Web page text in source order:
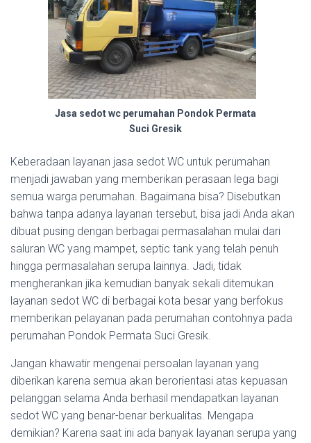
Jasa sedot wc perumahan Pondok Permata
Suci Gresik
Keberadaan layanan jasa sedot WC untuk perumahan
menjadi jawaban yang memberikan perasaan lega bagi
semua warga perumahan. Bagaimana bisa? Disebutkan
bahwa tanpa adanya layanan tersebut, bisa jadi Anda akan
dibuat pusing dengan berbagai permasalahan mulai dari
saluran WC yang mampet, septic tank yang telah penuh
hingga permasalahan serupa lainnya. Jadi, tidak
mengherankan jika kemudian banyak sekali ditemukan
layanan sedot WC di berbagai kota besar yang berfokus
memberikan pelayanan pada perumahan contohnya pada
perumahan Pondok Permata Suci Gresik.
Jangan khawatir mengenai persoalan layanan yang
diberikan karena semua akan berorientasi atas kepuasan
pelanggan selama Anda berhasil mendapatkan layanan
sedot WC yang benar-benar berkualitas. Mengapa
demikian? Karena saat ini ada banyak layanan serupa yang